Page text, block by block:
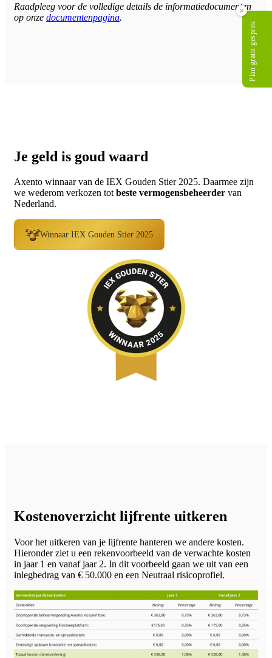
Raadpleeg voor de volledige details de informatiedocumenten
op onze documentenpagina.
Je geld is goud waard
Axento winnaar van de IEX Gouden Stier 2025. Daarmee zijn
we wederom verkozen totbeste vermogensbeheerder van
Nederland.
Winnaar IEX Gouden Stier 2025
Kostenoverzicht lijfrente uitkeren
Voor het uitkeren van je lijfrente hanteren we andere kosten.
Hieronder ziet u een rekenvoorbeeld van de verwachte kosten
in jaar 1 en vanaf jaar 2. In dit voorbeeld gaan we uit van een
inlegbedrag van € 50.000 en een Neutraal risicoprofiel.
×
Plan gratis gesprek